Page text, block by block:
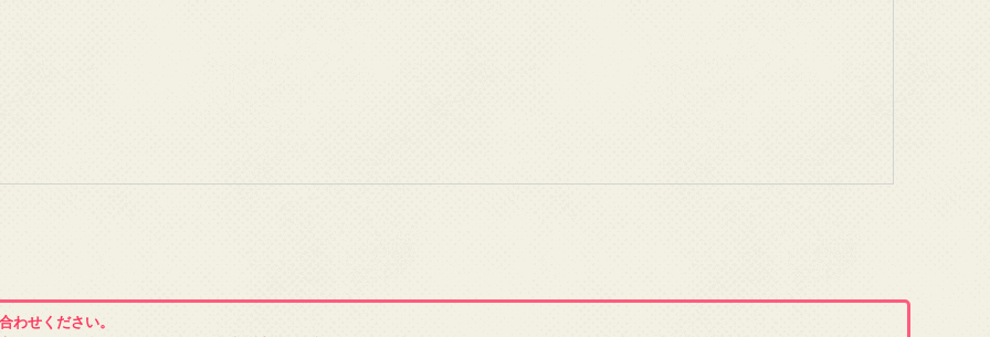
わせください。